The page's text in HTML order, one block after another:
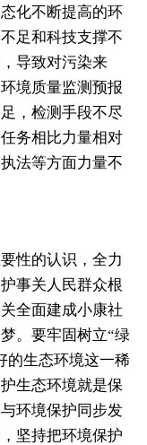
化不断提高的环
足和科技支撑不
导致对污染来
境质量监测预报
，检测手段不尽
务相比力量相对
法等方面力量不
性的认识，全力
事关人民群众根
全面建成小康社
。要牢固树立“绿
的生态环境这一稀
生态环境就是保
环境保护同步发
坚持把环境保护